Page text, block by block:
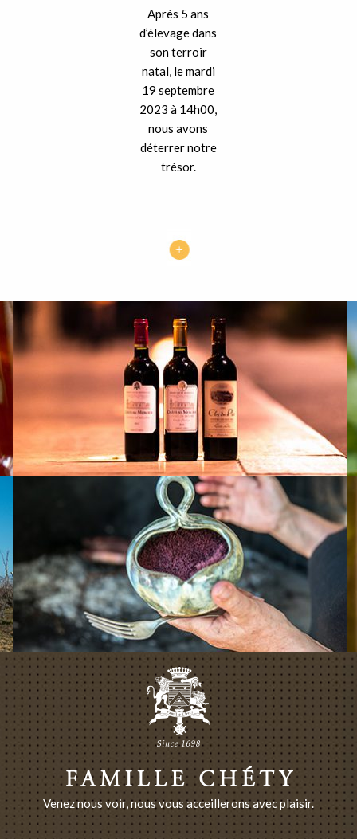
Après 5 ans
d’élevage dans
son terroir
natal, le mardi
19 septembre
2023 à 14h00,
nous avons
déterrer notre
trésor.
Venez nous voir, nous vous acceillerons avec plaisir.